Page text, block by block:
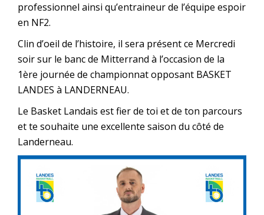
professionnel ainsi qu’entraineur de l’équipe espoir
en NF2.
Clin d’oeil de l’histoire, il sera présent ce Mercredi
soir sur le banc de Mitterrand à l’occasion de la
1ère journée de championnat opposant BASKET
LANDES à LANDERNEAU.
Le Basket Landais est fier de toi et de ton parcours
et te souhaite une excellente saison du côté de
Landerneau.